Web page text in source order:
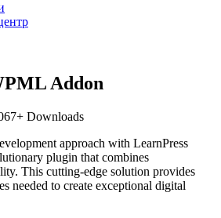
Addon
Downloads
approach with LearnPress
plugin that combines
This cutting-edge solution provides
needed to create exceptional digital